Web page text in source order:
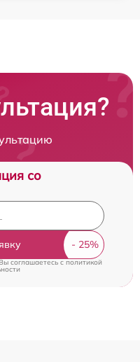
со
соглашаетесь c политикой